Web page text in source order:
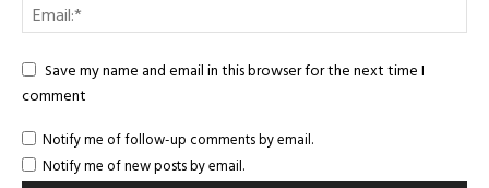
Save my name and email in this browser for the next time I
comment
Notify me of follow-up comments by email.
Notify me of new posts by email.